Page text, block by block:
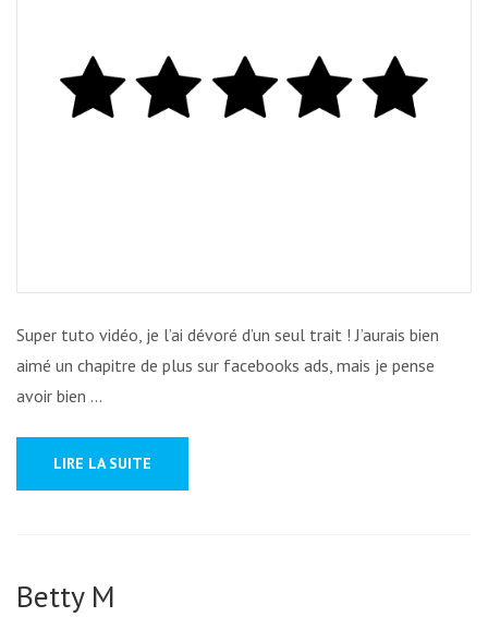
Super tuto vidéo, je l’ai dévoré d’un seul trait ! J’aurais bien
aimé un chapitre de plus sur facebooks ads, mais je pense
avoir bien …
LIRE LA SUITE
Betty M